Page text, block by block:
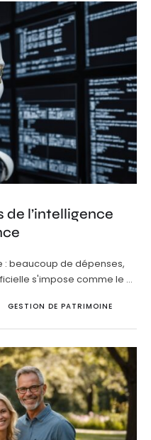
de l’intelligence
: beaucoup de dépenses,
s'impose comme le …
GESTION DE PATRIMOINE